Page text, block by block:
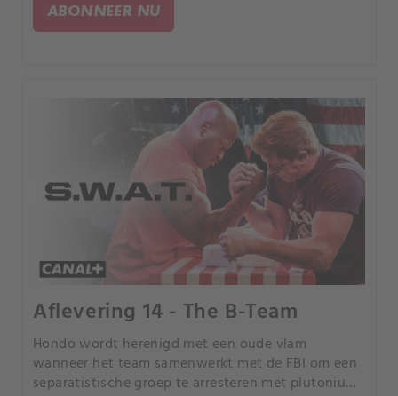
ABONNEER NU
Aflevering 14 - The B-Team
Hondo wordt herenigd met een oude vlam
wanneer het team samenwerkt met de FBI om een
separatistische groep te arresteren met plutonium